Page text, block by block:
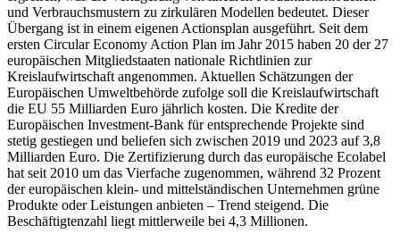
und Verbrauchsmustern zu zirkulären Modellen bedeutet. Dieser
Übergang ist in einem eigenen Actionsplan ausgeführt. Seit dem
ersten Circular Economy Action Plan im Jahr 2015 haben 20 der 27
europäischen Mitgliedstaaten nationale Richtlinien zur
Kreislaufwirtschaft angenommen. Aktuellen Schätzungen der
Europäischen Umweltbehörde zufolge soll die Kreislaufwirtschaft
die EU 55 Milliarden Euro jährlich kosten. Die Kredite der
Europäischen Investment-Bank für entsprechende Projekte sind
stetig gestiegen und beliefen sich zwischen 2019 und 2023 auf 3,8
Milliarden Euro. Die Zertifizierung durch das europäische Ecolabel
hat seit 2010 um das Vierfache zugenommen, während 32 Prozent
der europäischen klein- und mittelständischen Unternehmen grüne
Produkte oder Leistungen anbieten – Trend steigend. Die
Beschäftigtenzahl liegt mittlerweile bei 4,3 Millionen.